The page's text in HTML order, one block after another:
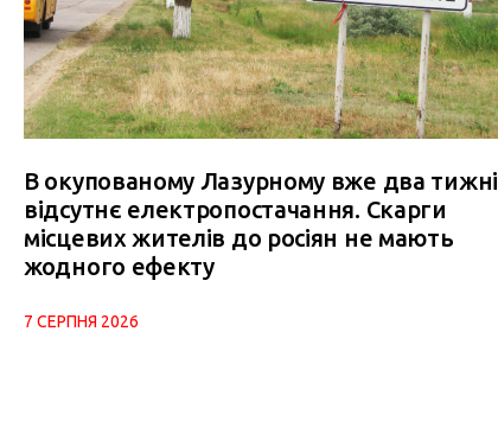
В окупованому Лазурному вже два тижні
відсутнє електропостачання. Скарги
місцевих жителів до росіян не мають
жодного ефекту
7 СЕРПНЯ 2026